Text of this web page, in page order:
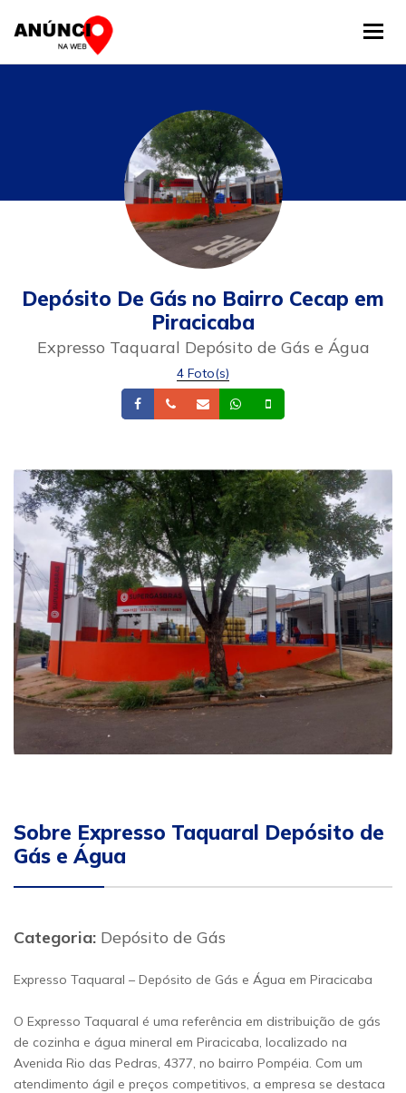
Depósito De Gás no Bairro Cecap em
Piracicaba
Expresso Taquaral Depósito de Gás e Água
4 Foto(s)
FacebookTelefoneEmail Whatsapp
Sobre Expresso Taquaral Depósito de
Gás e Água
Categoria: Depósito de Gás
Expresso Taquaral – Depósito de Gás e Água em Piracicaba
O Expresso Taquaral é uma referência em distribuição de gás
de cozinha e água mineral em Piracicaba, localizado na
Avenida Rio das Pedras, 4377, no bairro Pompéia. Com um
atendimento ágil e preços competitivos, a empresa se destaca